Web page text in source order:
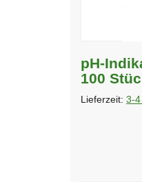
pH-
100
Lieferzeit: 3-4